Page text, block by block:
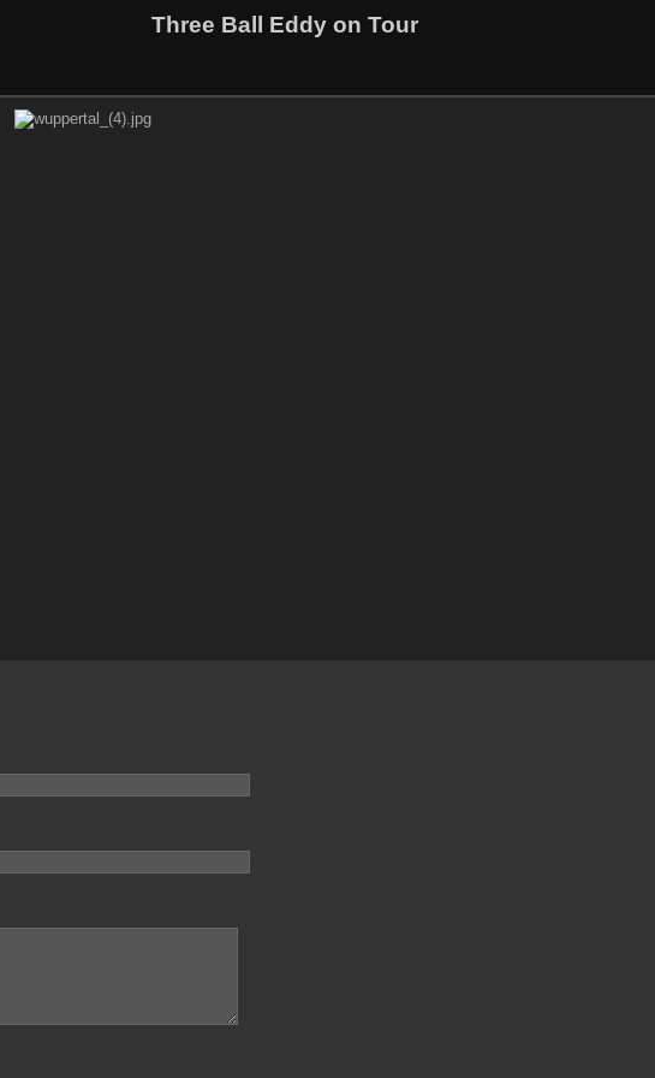
Three Ball Eddy on Tour